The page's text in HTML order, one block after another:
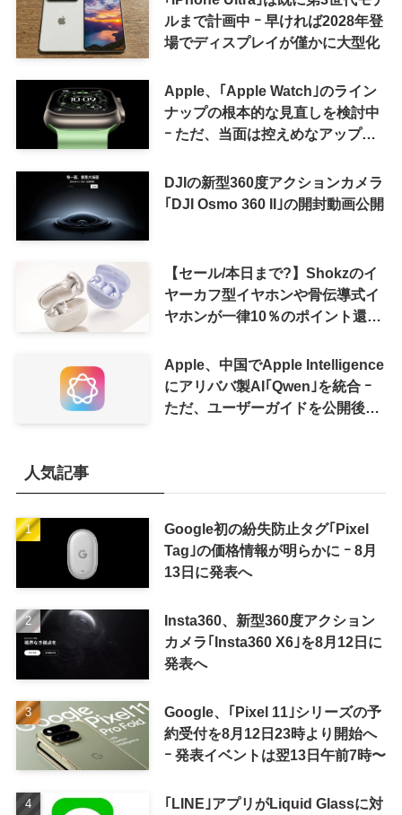
ルまで計画中 ｰ 早ければ2028年登
場でディスプレイが僅かに大型化
Apple、｢Apple Watch｣のライン
ナップの根本的な見直しを検討中
ｰ ただ、当面は控えめなアップグ
DJIの新型360度アクションカメラ
｢DJI Osmo 360 II｣の開封動画公開
【セール/本日まで?】Shokzのイ
ヤーカフ型イヤホンや骨伝導式イ
ヤホンが一律10％のポイント還元
Apple、中国でApple Intelligence
にアリババ製AI｢Qwen｣を統合 ｰ
ただ、ユーザーガイドを公開後に
人気記事
Google初の紛失防止タグ｢Pixel
Tag｣の価格情報が明らかに ｰ 8月
13日に発表へ
Insta360、新型360度アクション
カメラ｢Insta360 X6｣を8月12日に
発表へ
Google、｢Pixel 11｣シリーズの予
約受付を8月12日23時より開始へ
ｰ 発表イベントは翌13日午前7時〜
｢LINE｣アプリがLiquid Glassに対